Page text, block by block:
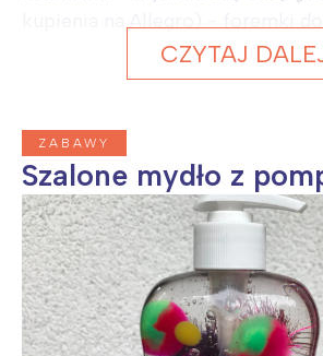
CZYTAJ
ZABAWY
Szalone mydło z